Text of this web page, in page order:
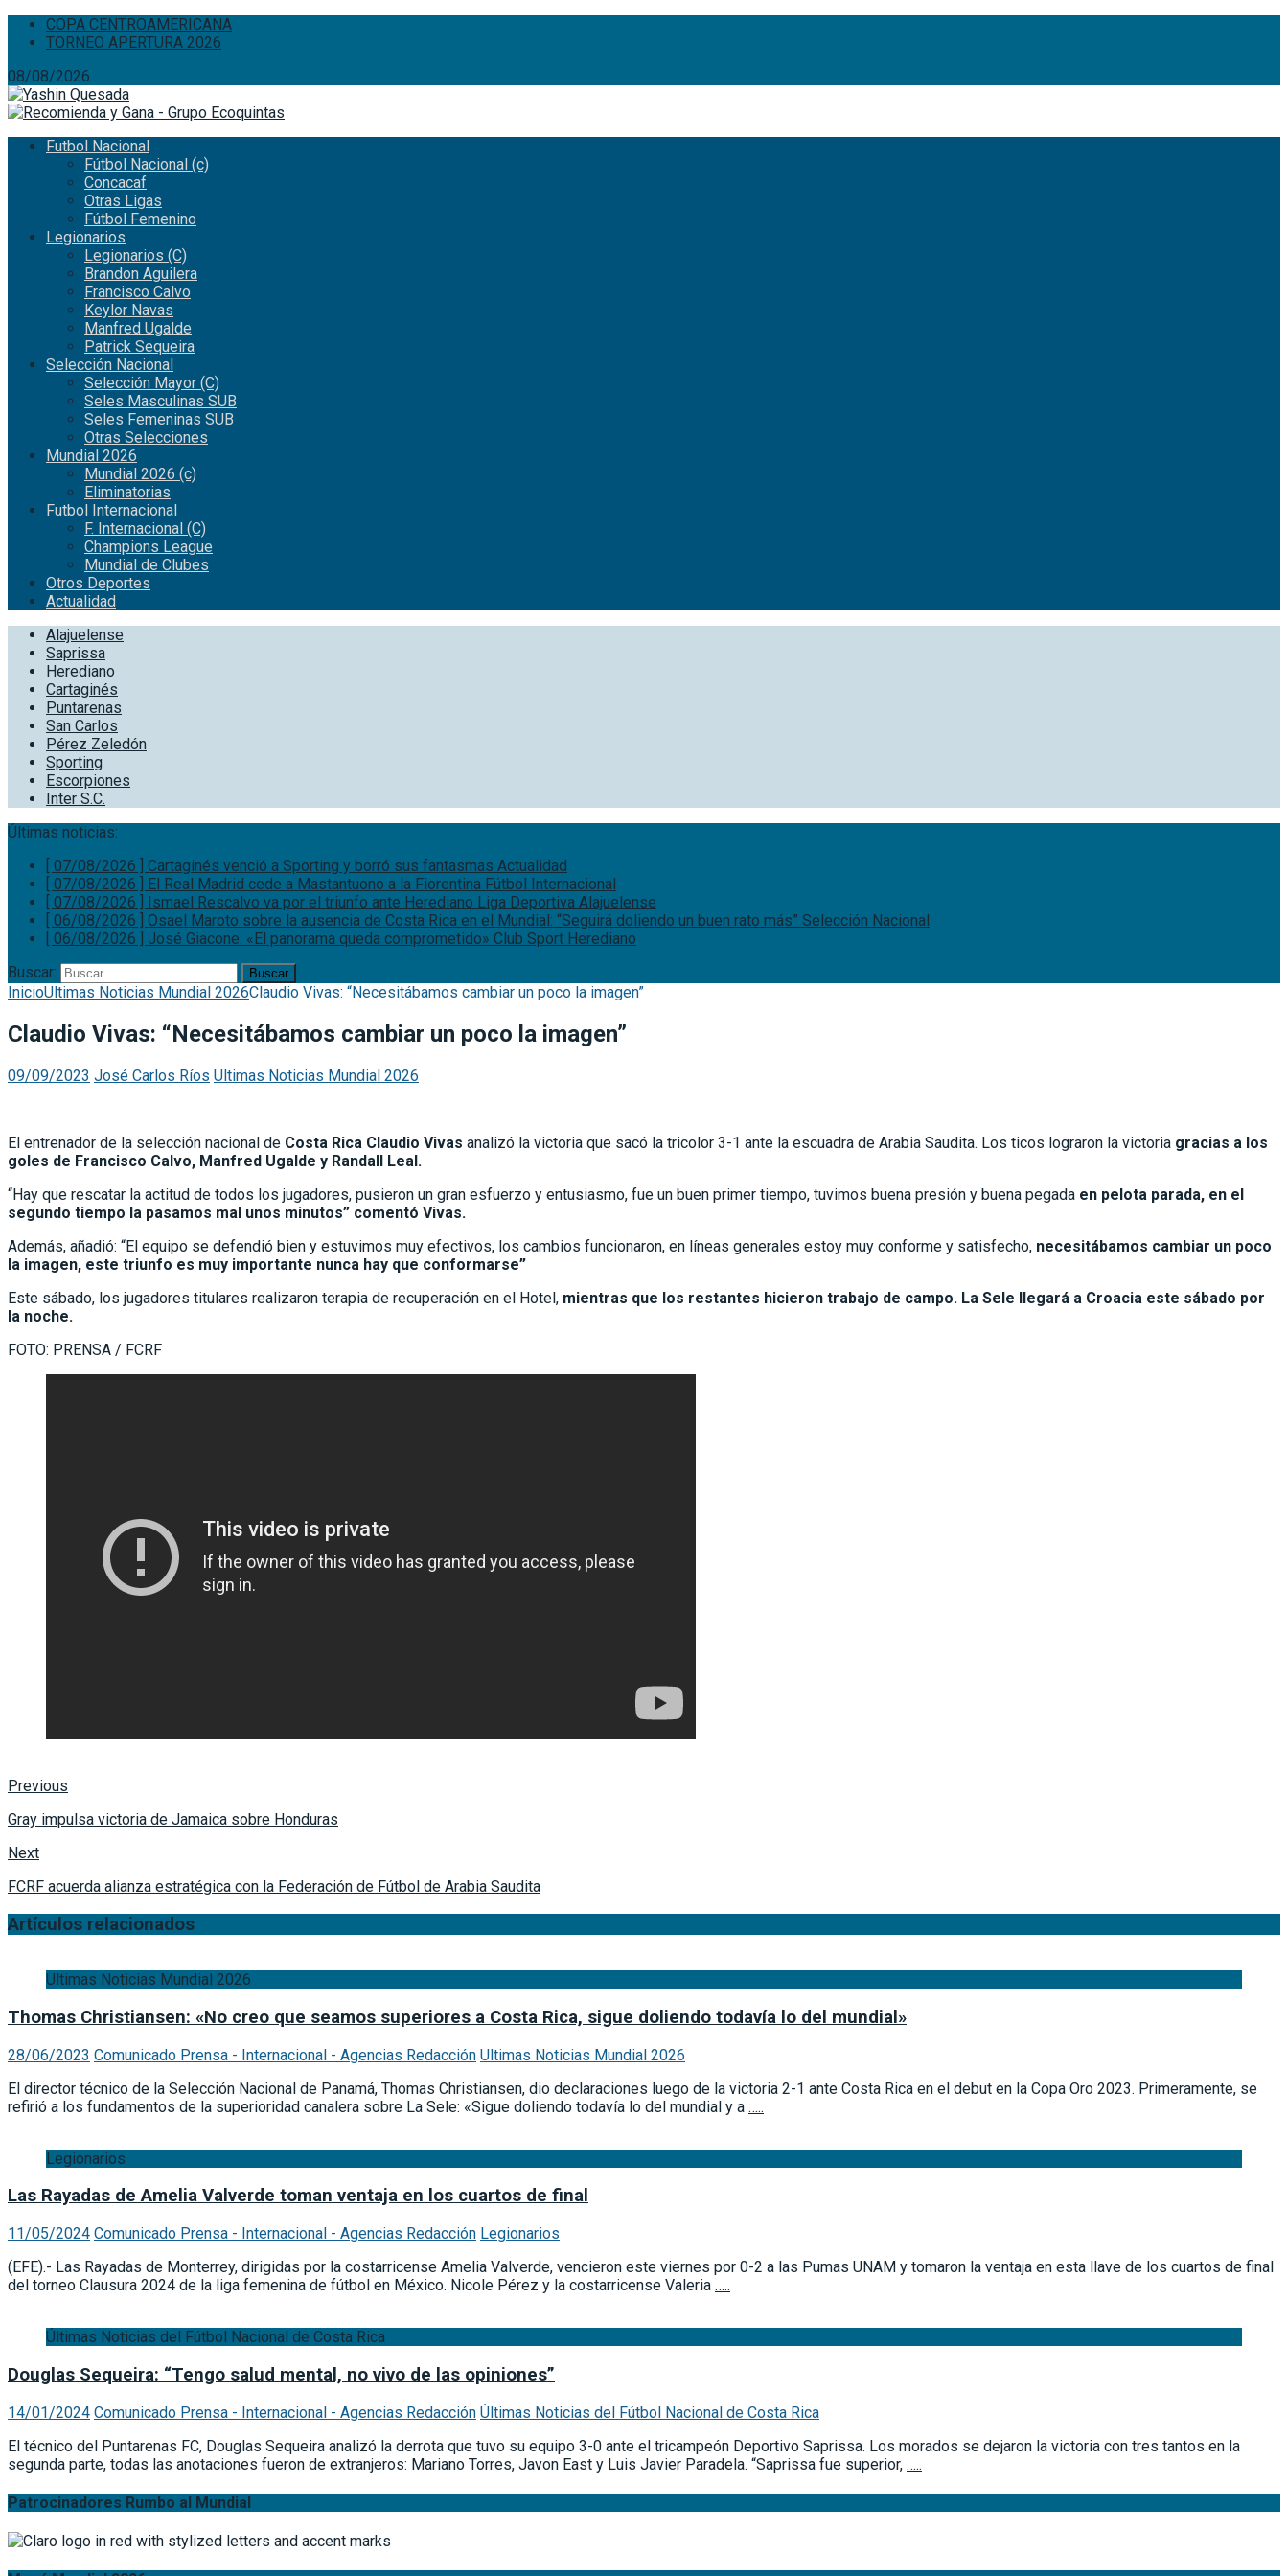
COPA CENTROAMERICANA
TORNEO APERTURA 2026
08/08/2026
Futbol Nacional
Fútbol Nacional (c)
Concacaf
Otras Ligas
Fútbol Femenino
Legionarios
Legionarios (C)
Brandon Aguilera
Francisco Calvo
Keylor Navas
Manfred Ugalde
Patrick Sequeira
Selección Nacional
Selección Mayor (C)
Seles Masculinas SUB
Seles Femeninas SUB
Otras Selecciones
Mundial 2026
Mundial 2026 (c)
Eliminatorias
Futbol Internacional
F. Internacional (C)
Champions League
Mundial de Clubes
Otros Deportes
Actualidad
Alajuelense
Saprissa
Herediano
Cartaginés
Puntarenas
San Carlos
Pérez Zeledón
Sporting
Escorpiones
Inter S.C.
Últimas noticias:
[ 07/08/2026 ] Cartaginés venció a Sporting y borró sus fantasmas Actualidad
[ 07/08/2026 ] El Real Madrid cede a Mastantuono a la Fiorentina Fútbol Internacional
[ 07/08/2026 ] Ismael Rescalvo va por el triunfo ante Herediano Liga Deportiva Alajuelense
[ 06/08/2026 ] Osael Maroto sobre la ausencia de Costa Rica en el Mundial: “Seguirá doliendo un buen rato más” Selección Nacional
[ 06/08/2026 ] José Giacone: «El panorama queda comprometido» Club Sport Herediano
Buscar:
InicioUltimas Noticias Mundial 2026Claudio Vivas: “Necesitábamos cambiar un poco la imagen”
Claudio Vivas: “Necesitábamos cambiar un poco la imagen”
09/09/2023 José Carlos Ríos Ultimas Noticias Mundial 2026
El entrenador de la selección nacional de Costa Rica Claudio Vivas analizó la victoria que sacó la tricolor 3-1 ante la escuadra de Arabia Saudita. Los ticos lograron la victoria gracias a los
goles de Francisco Calvo, Manfred Ugalde y Randall Leal.
“Hay que rescatar la actitud de todos los jugadores, pusieron un gran esfuerzo y entusiasmo, fue un buen primer tiempo, tuvimos buena presión y buena pegada en pelota parada, en el
segundo tiempo la pasamos mal unos minutos” comentó Vivas.
Además, añadió: “El equipo se defendió bien y estuvimos muy efectivos, los cambios funcionaron, en líneas generales estoy muy conforme y satisfecho, necesitábamos cambiar un poco
la imagen, este triunfo es muy importante nunca hay que conformarse”
Este sábado, los jugadores titulares realizaron terapia de recuperación en el Hotel, mientras que los restantes hicieron trabajo de campo. La Sele llegará a Croacia este sábado por
la noche.
FOTO: PRENSA / FCRF
Previous
Gray impulsa victoria de Jamaica sobre Honduras
Next
FCRF acuerda alianza estratégica con la Federación de Fútbol de Arabia Saudita
Artículos relacionados
Ultimas Noticias Mundial 2026
Thomas Christiansen: «No creo que seamos superiores a Costa Rica, sigue doliendo todavía lo del mundial»
28/06/2023 Comunicado Prensa - Internacional - Agencias Redacción Ultimas Noticias Mundial 2026
El director técnico de la Selección Nacional de Panamá, Thomas Christiansen, dio declaraciones luego de la victoria 2-1 ante Costa Rica en el debut en la Copa Oro 2023. Primeramente, se
refirió a los fundamentos de la superioridad canalera sobre La Sele: «Sigue doliendo todavía lo del mundial y a …..
Legionarios
Las Rayadas de Amelia Valverde toman ventaja en los cuartos de final
11/05/2024 Comunicado Prensa - Internacional - Agencias Redacción Legionarios
(EFE).- Las Rayadas de Monterrey, dirigidas por la costarricense Amelia Valverde, vencieron este viernes por 0-2 a las Pumas UNAM y tomaron la ventaja en esta llave de los cuartos de final
del torneo Clausura 2024 de la liga femenina de fútbol en México. Nicole Pérez y la costarricense Valeria …..
Últimas Noticias del Fútbol Nacional de Costa Rica
Douglas Sequeira: “Tengo salud mental, no vivo de las opiniones”
14/01/2024 Comunicado Prensa - Internacional - Agencias Redacción Últimas Noticias del Fútbol Nacional de Costa Rica
El técnico del Puntarenas FC, Douglas Sequeira analizó la derrota que tuvo su equipo 3-0 ante el tricampeón Deportivo Saprissa. Los morados se dejaron la victoria con tres tantos en la
segunda parte, todas las anotaciones fueron de extranjeros: Mariano Torres, Javon East y Luis Javier Paradela. “Saprissa fue superior, …..
Patrocinadores Rumbo al Mundial